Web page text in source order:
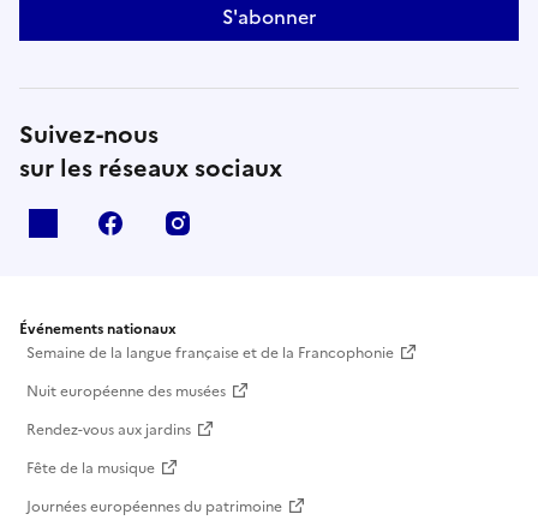
S'abonner
Suivez-nous
sur les réseaux sociaux
facebook
Événements nationaux
Semaine de la langue française et de la Francophonie
Nuit européenne des musées
Rendez-vous aux jardins
Fête de la musique
Journées européennes du patrimoine